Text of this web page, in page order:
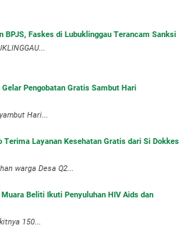
BPJS, Faskes di Lubuklinggau Terancam Sanksi
Pengobatan Gratis Sambut Hari
Hari...
Terima Layanan Kesehatan Gratis dari Si Dokkes
warga Desa Q2...
Beliti Ikuti Penyuluhan HIV Aids dan
150...